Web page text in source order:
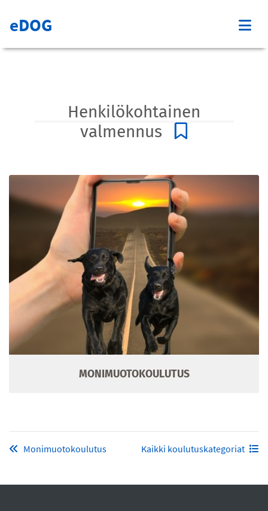
eDOG
Henkilökohtainen
valmennus
MONIMUOTOKOULUTUS
Monimuotokoulutus Kaikki koulutuskategoriat